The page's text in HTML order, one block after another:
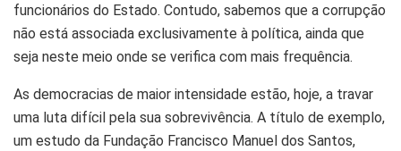
funcionários do Estado. Contudo, sabemos que a corrupção
não está associada exclusivamente à política, ainda que
seja neste meio onde se verifica com mais frequência.
As democracias de maior intensidade estão, hoje, a travar
uma luta difícil pela sua sobrevivência. A título de exemplo,
um estudo da Fundação Francisco Manuel dos Santos,